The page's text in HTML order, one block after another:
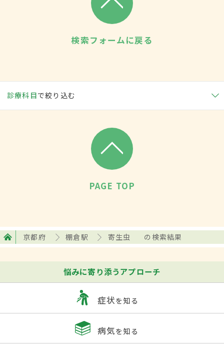
検索フォームに戻る
診療科目で絞り込む
PAGE TOP
京都府 棚倉駅 寄生虫 の検索結果
悩みに寄り添うアプローチ
症状を知る
病気を知る